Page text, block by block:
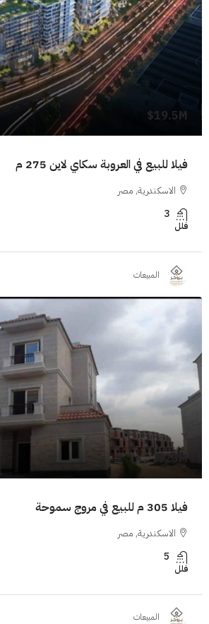
19.5M$
فيلا للبيع في العروبة سكاي لاين 275 م
الاسكندرية, مصر
3
فلل
المبيعات
23M$
فيلا 305 م للبيع في مروج سموحة
الاسكندرية, مصر
5
فلل
المبيعات